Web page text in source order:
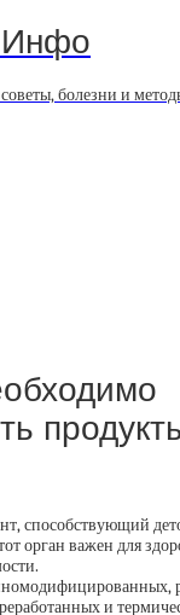
Инфо
болезни и
способствующий
орган важен для
и